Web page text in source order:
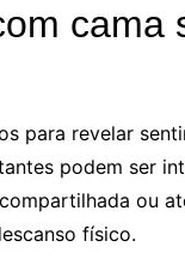
cama
para revelar
podem ser
ou
físico.